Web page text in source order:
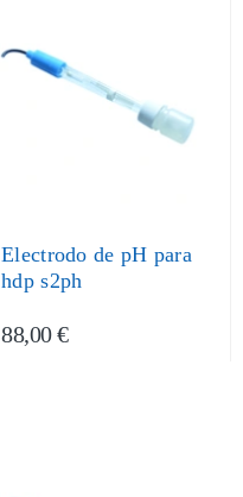
Electrodo de pH para
hdp s2ph
88,00 €